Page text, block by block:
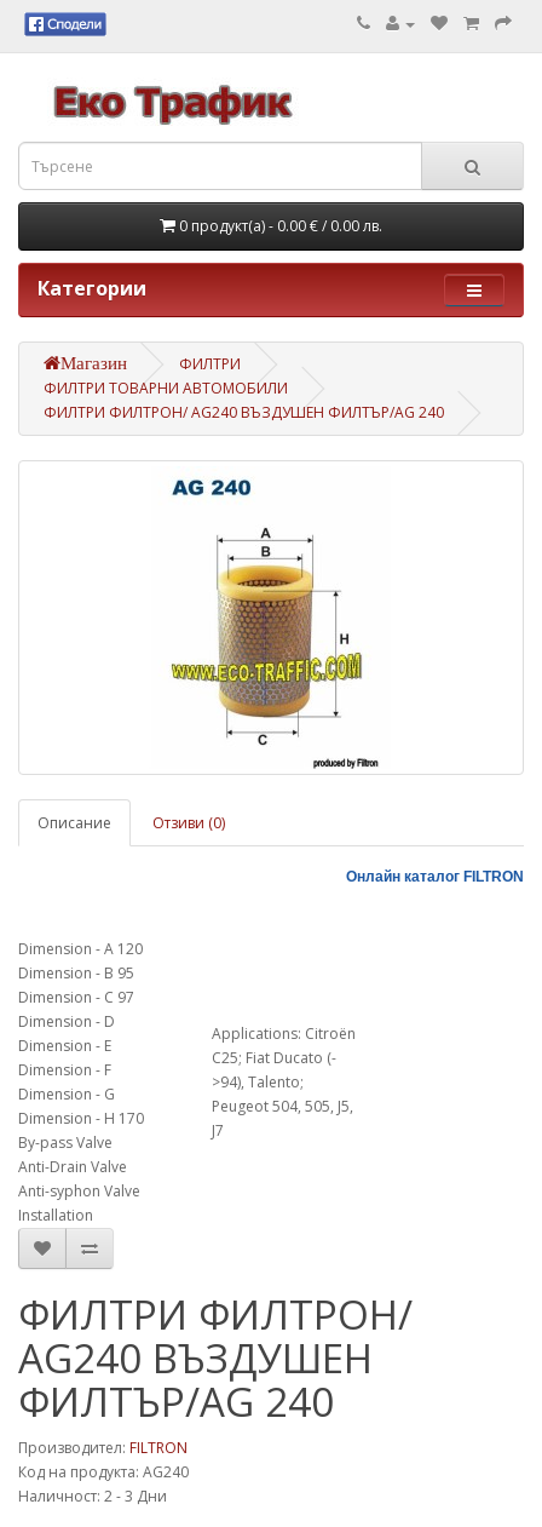
0 продукт(а) - 0.00 €/ 0.00 лв.
Категории
Магазин
ФИЛТРИ
ФИЛТРИ ТОВАРНИ АВТОМОБИЛИ
ФИЛТРИ ФИЛТРОН/ AG240 ВЪЗДУШЕН ФИЛТЪР/AG 240
Описание Отзиви (0)
Онлайн каталог FILTRON
Dimension - A 120
Dimension - B 95
Dimension - C 97
Dimension - D
Dimension - E
Dimension - F
Dimension - G
Dimension - H 170
By-pass Valve
Anti-Drain Valve
Anti-syphon Valve
Installation
Applications: Citroën
C25; Fiat Ducato (-
>94), Talento;
Peugeot 504, 505, J5,
J7
ФИЛТРИ ФИЛТРОН/
AG240 ВЪЗДУШЕН
ФИЛТЪР/AG 240
Производител: FILTRON
Код на продукта: AG240
Наличност: 2 - 3 Дни